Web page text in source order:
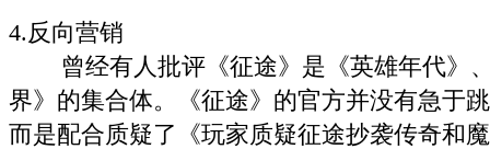
4.反向营销
曾经有人批评《征途》是《英雄年代》
界》的集合体。《征途》的官方并没有急于
而是配合质疑了《玩家质疑征途抄袭传奇和